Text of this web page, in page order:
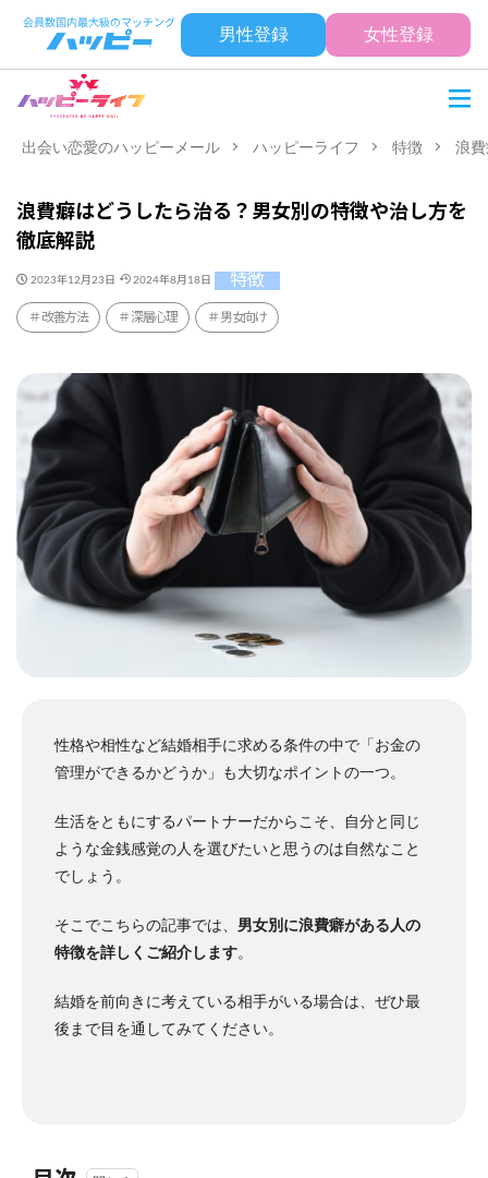
男性登録 女性登録
出会い恋愛のハッピーメール ハッピーライフ 特徴 浪
浪費癖はどうしたら治る？男女別の特徴や治し方を
徹底解説
2023年12月23日 2024年8月18日 特徴
改善方法 深層心理 男女向け
性格や相性など結婚相手に求める条件の中で「お金の
管理ができるかどうか」も大切なポイントの一つ。
生活をともにするパートナーだからこそ、自分と同じ
ような金銭感覚の人を選びたいと思うのは自然なこと
でしょう。
そこでこちらの記事では、 男女別に浪費癖がある人の
特徴を詳しくご紹介します。
結婚を前向きに考えている相手がいる場合は、ぜひ最
後まで目を通してみてください。